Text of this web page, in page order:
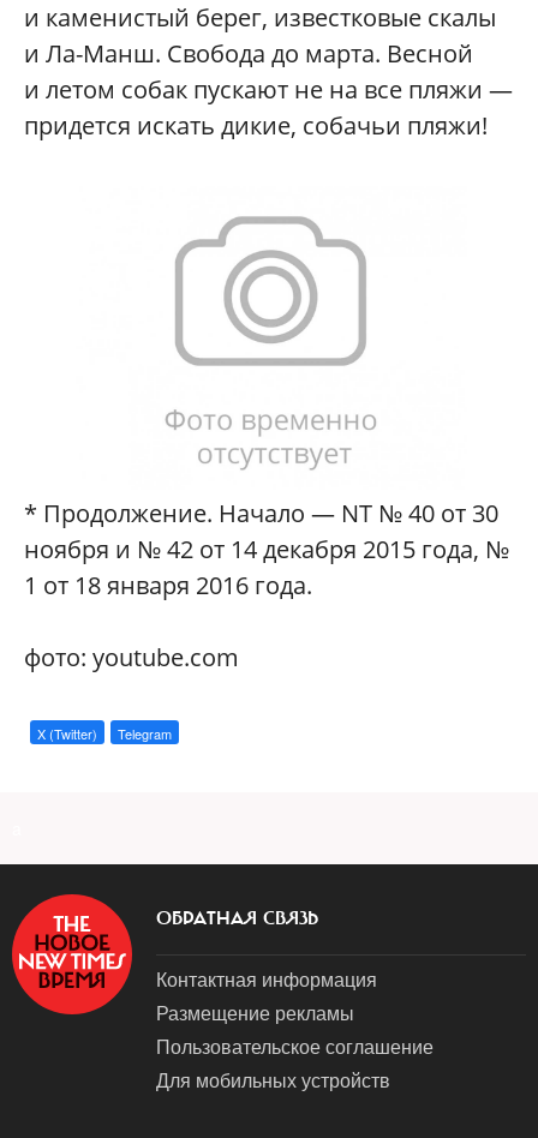
и каменистый берег, известковые скалы
и Ла-Манш. Свобода до марта. Весной
и летом собак пускают не на все пляжи —
придется искать дикие, собачьи пляжи!
* Продолжение. Начало — NT № 40 от 30
ноября и № 42 от 14 декабря 2015 года, №
1 от 18 января 2016 года.
фото: youtube.com
X (Twitter) Telegram
ОБРАТНАЯ СВЯЗЬ
Контактная информация
Размещение рекламы
Пользовательское соглашение
Для мобильных устройств